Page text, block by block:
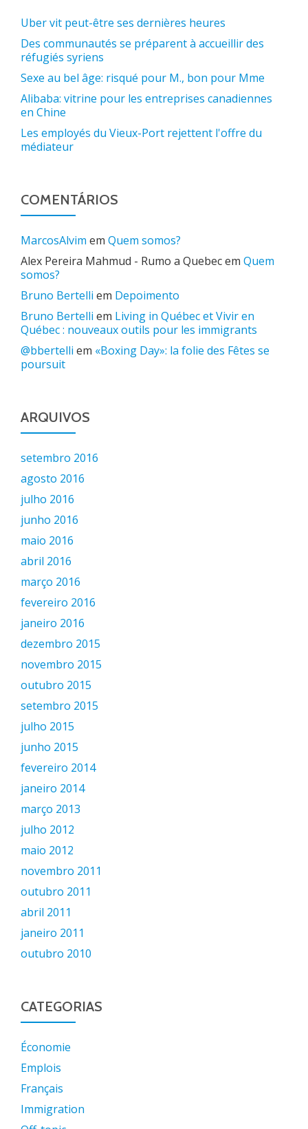
Uber vit peut-être ses dernières heures
Des communautés se préparent à accueillir des
réfugiés syriens
Sexe au bel âge: risqué pour M., bon pour Mme
Alibaba: vitrine pour les entreprises canadiennes
en Chine
Les employés du Vieux-Port rejettent l'offre du
médiateur
COMENTÁRIOS
MarcosAlvim em Quem somos?
Alex Pereira Mahmud - Rumo a Quebecem Quem
somos?
Bruno Bertelli em Depoimento
Bruno Bertelli em Living in Québec et Vivir en
Québec : nouveaux outils pour les immigrants
@bbertelli em «Boxing Day»: la folie des Fêtes se
poursuit
ARQUIVOS
setembro 2016
agosto 2016
julho 2016
junho 2016
maio 2016
abril 2016
março 2016
fevereiro 2016
janeiro 2016
dezembro 2015
novembro 2015
outubro 2015
setembro 2015
julho 2015
junho 2015
fevereiro 2014
janeiro 2014
março 2013
julho 2012
maio 2012
novembro 2011
outubro 2011
abril 2011
janeiro 2011
outubro 2010
CATEGORIAS
Économie
Emplois
Français
Immigration